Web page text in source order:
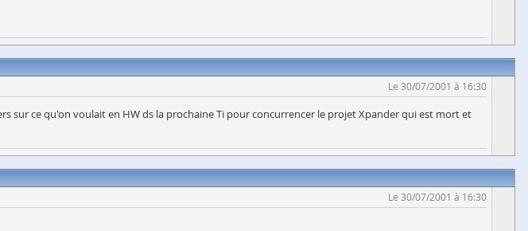
Le 30/07/2001 à 16:30
sur ce qu'on voulait en HW ds la prochaine Ti pour concurrencer le projet Xpander qui est mort et
Le 30/07/2001 à 16:30